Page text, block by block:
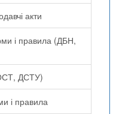
акти
і правила (ДБН,
ДСТУ)
і правила